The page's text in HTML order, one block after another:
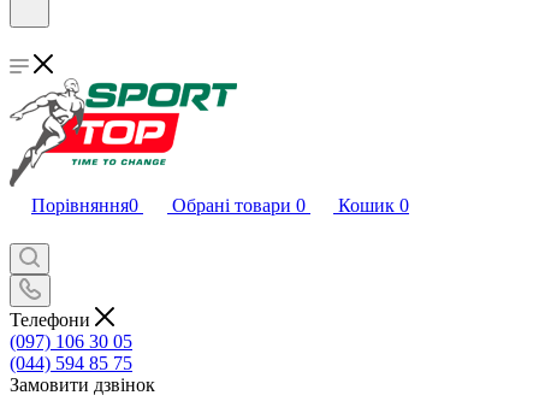
Порівняння0 Обрані товари 0 Кошик 0
Телефони
(097) 106 30 05
(044) 594 85 75
Замовити дзвінок